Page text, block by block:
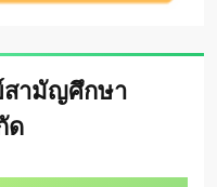
ามัญศึกษา
ด